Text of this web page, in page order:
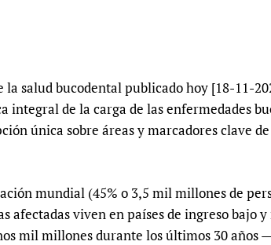
Learning for
Newborn Care
salud bucodental publicado hoy [18-11-
de la carga de las enfermedades
única sobre áreas y marcadores clave
mundial (45% o 3,5 mil millones de
afectadas viven en países de ingreso bajo
mil millones durante los últimos 30 años